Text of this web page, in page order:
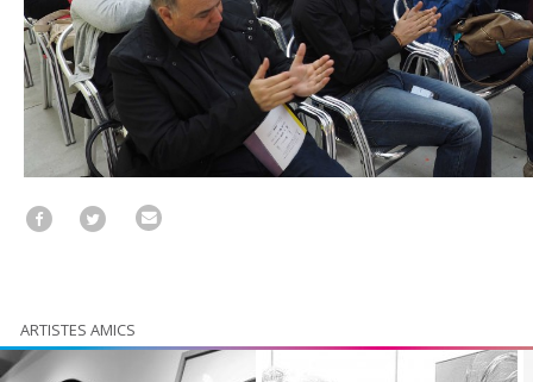
ARTISTES AMICS